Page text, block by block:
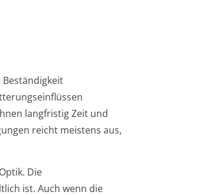
langfristig Zeit und
reicht meistens aus,
Die
ist. Auch wenn die